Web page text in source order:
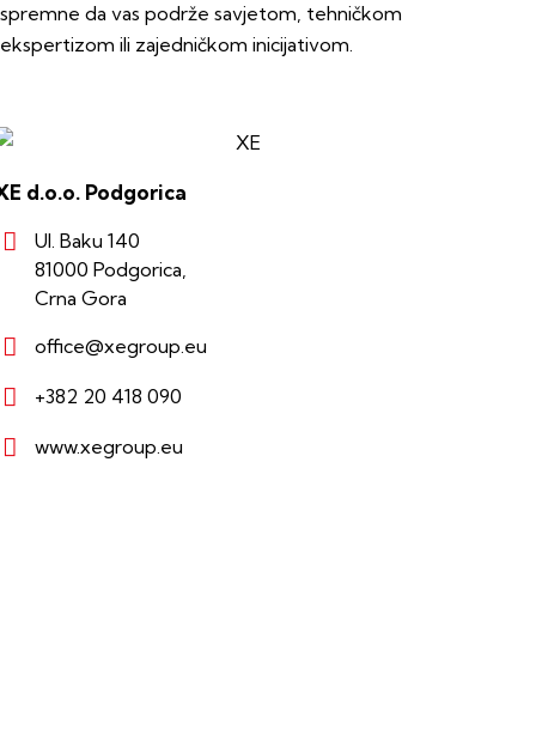
spremne da vas podrže savjetom, tehničkom
ekspertizom ili zajedničkom inicijativom.
d.o.o. Podgorica
Ul. Baku 140
81000 Podgorica,
Crna Gora
office@xegroup.eu
+382 20 418 090
www.xegroup.eu